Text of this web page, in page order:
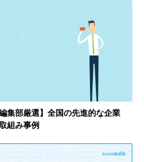
集部厳選】全国の先進的な企業
組み事例